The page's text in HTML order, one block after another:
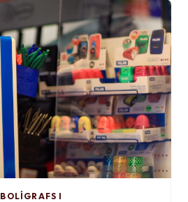
BOLÍGRAFS I